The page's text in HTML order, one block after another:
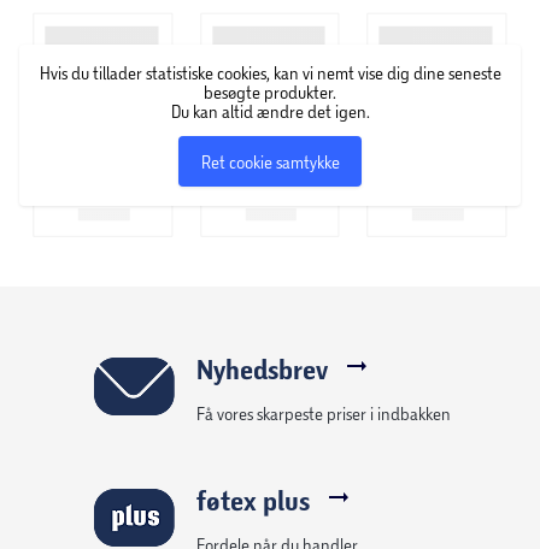
- Fremstillet i stærkt, vejrbestandigt materiale – nem at
flytte og bruge både inde og ude.
ideelle krukke til din stil.
- Produceret af en blanding af genanvendt plast og
OBS: Ingen krukker er 100 % vandtætte.
Hvis du tillader statistiske cookies, kan vi nemt vise dig dine seneste
besøgte produkter.
Du kan altid ændre det igen.
Ret cookie samtykke
Nyhedsbrev
Få vores skarpeste priser i indbakken
føtex plus
Fordele når du handler